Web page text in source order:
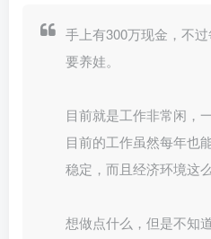
手上有300万现金，不
要养娃。
目前就是工作非常闲，
目前的工作虽然每年也
稳定，而且经济环境这么
想做点什么，但是不知